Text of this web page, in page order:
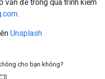
vấn đề trong quá trình kiểm
.
Unsplash
cho bạn không?